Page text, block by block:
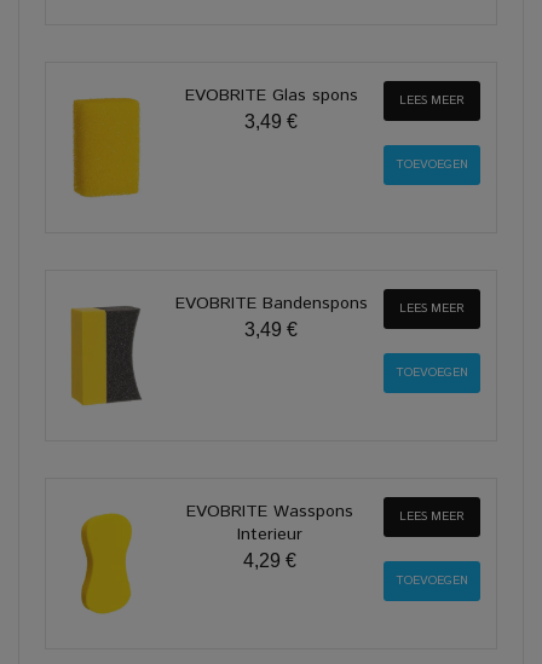
EVOBRITE Glas spons
3,49 €
LEES MEER
EVOBRITE Bandenspons
3,49 €
LEES MEER
EVOBRITE Wasspons
Interieur
4,29 €
LEES MEER